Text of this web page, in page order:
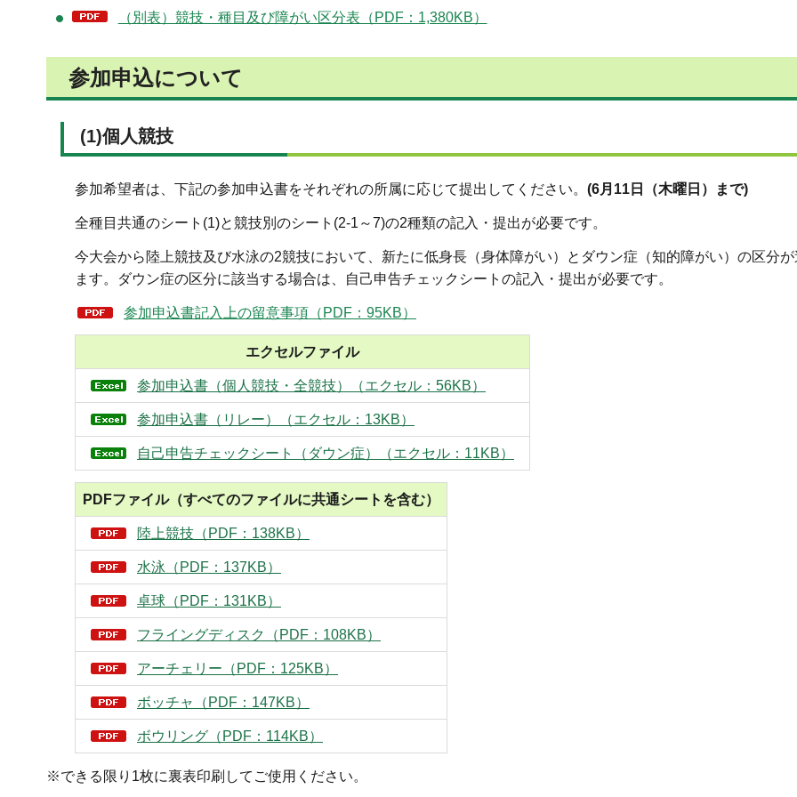
（別表）競技・種目及び障がい区分表（PDF：1,380KB）
参加申込について
(1)個人競技
参加希望者は、下記の参加申込書をそれぞれの所属に応じて提出してください。 (6月11日（木曜日）まで)
全種目共通のシート(1)と競技別のシート(2-1～7)の2種類の記入・提出が必要です。
今大会から陸上競技及び水泳の2競技において、新たに低身長（身体障がい）とダウン症（知的障がい）の区分
ます。ダウン症の区分に該当する場合は、自己申告チェックシートの記入・提出が必要です。
参加申込書記入上の留意事項（PDF：95KB）
エクセルファイル
参加申込書（個人競技・全競技）（エクセル：56KB）
参加申込書（リレー）（エクセル：13KB）
自己申告チェックシート（ダウン症）（エクセル：11KB）
PDFファイル（すべてのファイルに共通シートを含む）
陸上競技（PDF：138KB）
水泳（PDF：137KB）
卓球（PDF：131KB）
フライングディスク（PDF：108KB）
アーチェリー（PDF：125KB）
ボッチャ（PDF：147KB）
ボウリング（PDF：114KB）
​​​​​​※できる限り1枚に裏表印刷してご使用ください。